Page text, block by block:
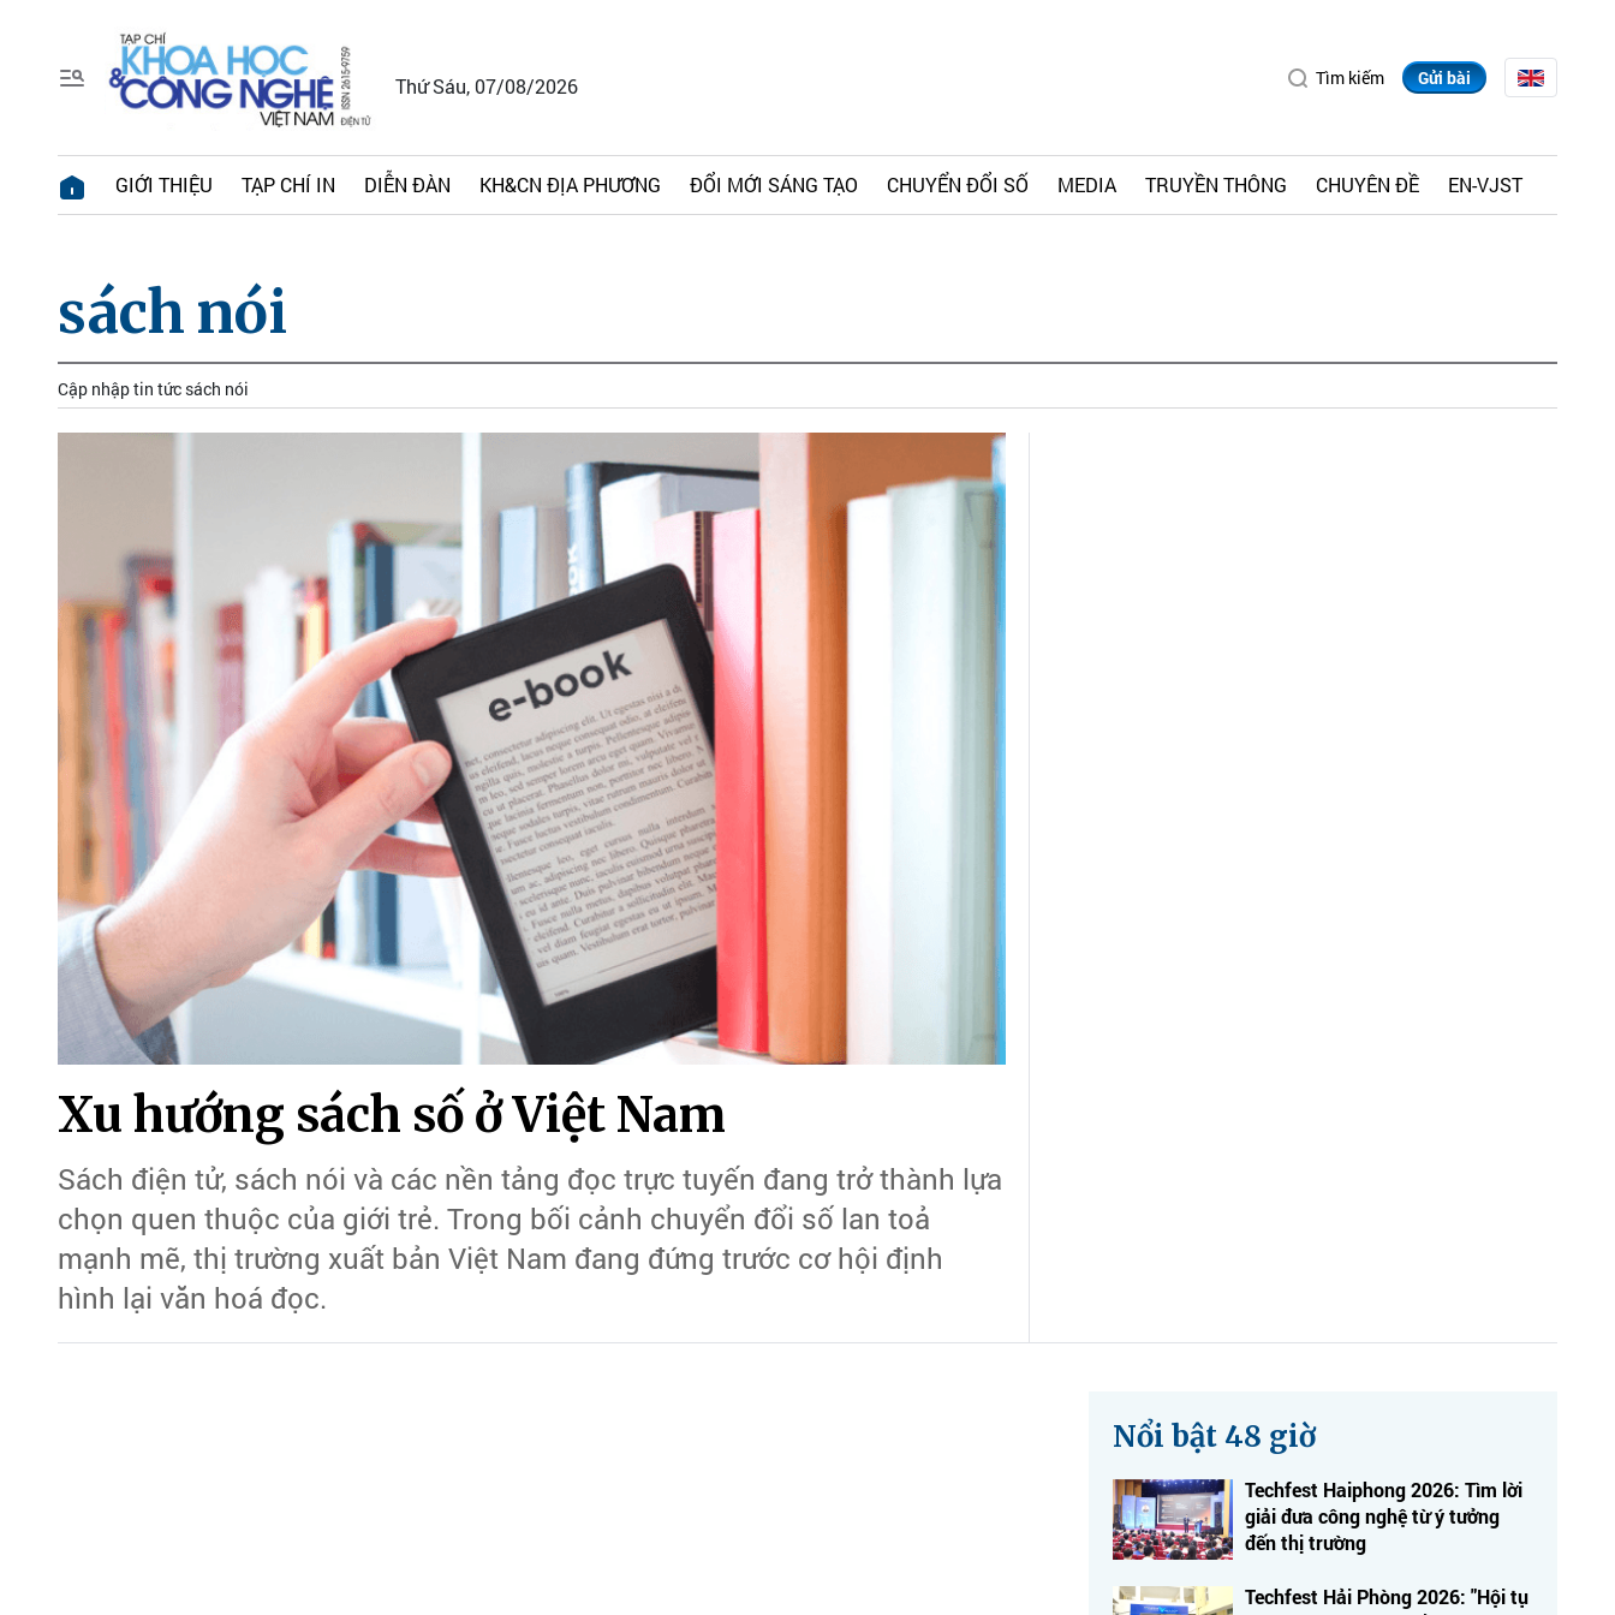
Thứ Sáu, 07/08/2026 Tìm kiếm Gửi bài
GIỚI THIỆU TẠP CHÍ IN DIỄN ĐÀN KH&CN ĐỊA PHƯƠNG ĐỔI MỚI SÁNG TẠO CHUYỂN ĐỔI SỐ MEDIA TRUYỀN THÔNG CHUYÊN ĐỀ EN-VJST
sách nói
Cập nhập tin tức sách nói
Xu hướng sách số ở Việt Nam
Sách điện tử, sách nói và các nền tảng đọc trực tuyến đang trở thành lựa
chọn quen thuộc của giới trẻ. Trong bối cảnh chuyển đổi số lan toả
mạnh mẽ, thị trường xuất bản Việt Nam đang đứng trước cơ hội định
hình lại văn hoá đọc.
Nổi bật 48 giờ
Techfest Haiphong 2026: Tìm lời
giải đưa công nghệ từ ý tưởng
đến thị trường
Techfest Hải Phòng 2026: "Hội tụ